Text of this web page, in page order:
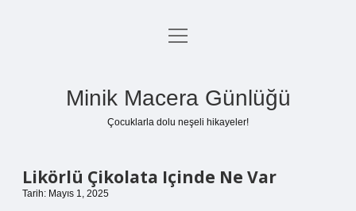
Anasayfa
menüyü
Minik Macera Günlüğü
Çocuklarla dolu neşeli hikayeler!
Likörlü Çikolata Içinde Ne Var
Tarih: Mayıs 1, 2025